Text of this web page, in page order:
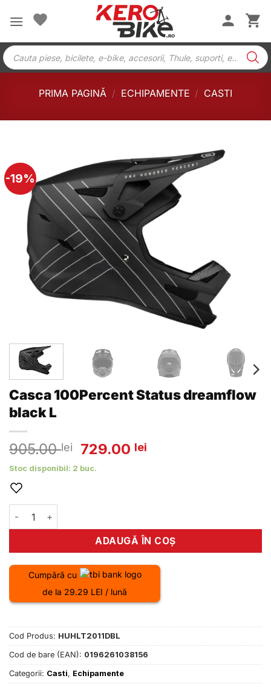
Products
search
PRIMA PAGINĂ / ECHIPAMENTE / CASTI
-19%
Casca 100Percent Status dreamflow
black L
905.00lei
Prețul
inițial
729.00 lei
Stoc disponibil: 2 buc.
Cantitate Casca 100Percent Status dreamflow black L
ADAUGĂ ÎN COȘ
Cumpără cu
de la 29.29 LEI / lună
Cod Produs: HUHLT2011DBL
Cod de bare (EAN): 0196261038156
Categorii: Casti, Echipamente